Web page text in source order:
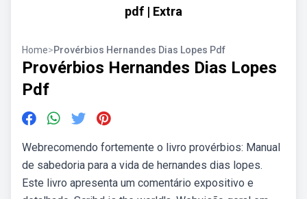
pdf | Extra
Home>Provérbios Hernandes Dias Lopes Pdf
Provérbios Hernandes Dias Lopes
Pdf
Webrecomendo fortemente o livro provérbios: Manual
de sabedoria para a vida de hernandes dias lopes.
Este livro apresenta um comentário expositivo e